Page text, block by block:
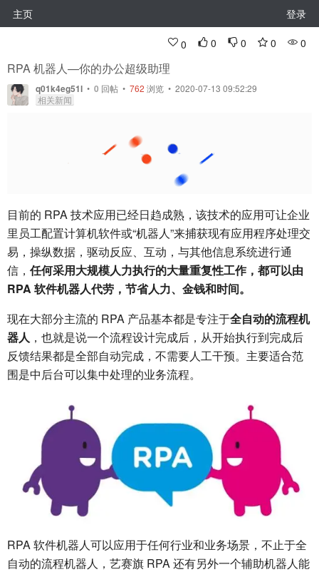
主页 登录
0 0 0 0 0
RPA 机器人—你的办公超级助理
q01k4eg51l • 0 回帖 • 762 浏览 • 2020-07-13 09:52:29
相关新闻
目前的 RPA 技术应用已经日趋成熟，该技术的应用可让企业
里员工配置计算机软件或“机器人”来捕获现有应用程序处理交
易，操纵数据，驱动反应、互动，与其他信息系统进行通
信， 任何采用大规模人力执行的大量重复性工作，都可以由
RPA 软件机器人代劳，节省人力、金钱和时间。
现在大部分主流的 RPA 产品基本都是专注于全自动的流程机
器人 ，也就是说一个流程设计完成后，从开始执行到完成后
反馈结果都是全部自动完成，不需要人工干预。主要适合范
围是中后台可以集中处理的业务流程。
RPA 软件机器人可以应用于任何行业和业务场景，不止于全
自动的流程机器人，艺赛旗 RPA 还有另外一个辅助机器人能